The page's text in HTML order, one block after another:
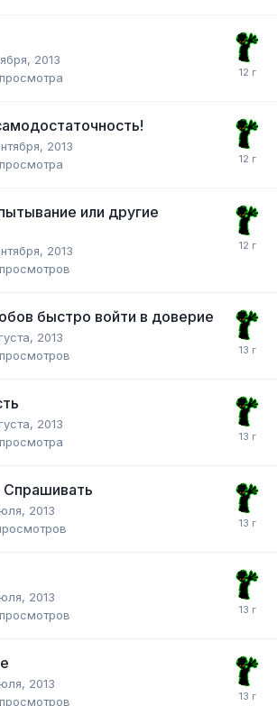
2013
просмотра
2013
просмотра
или другие
2013
просмотров
быстро войти в доверие
2013
просмотров
2013
просмотра
Спрашивать
2013
2013
просмотров
2013
просмотров